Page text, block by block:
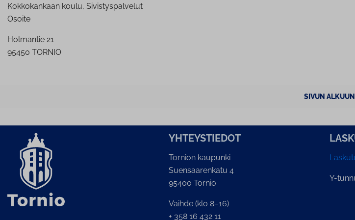
Kokkokankaan koulu, Sivistyspalvelut
Osoite
Holmantie 21
95450 TORNIO
SIVUN ALKUUN
YH­TEYS­TIE­DOT
Tornion kaupunki
Suensaarenkatu 4
95400 Tornio
Vaihde (klo 8–16)
+ 358 16 432 11
Y-